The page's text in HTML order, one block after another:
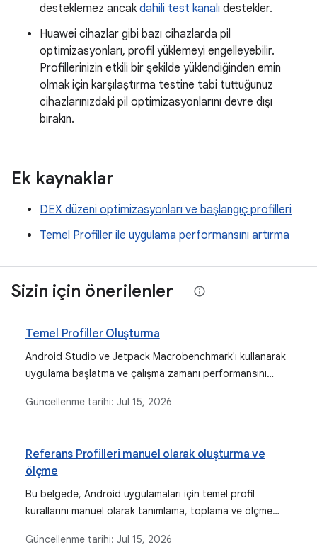
desteklemez ancak dahili test kanalı destekler.
Huawei cihazlar gibi bazı cihazlarda pil
optimizasyonları, profil yüklemeyi engelleyebilir.
Profillerinizin etkili bir şekilde yüklendiğinden emin
olmak için karşılaştırma testine tabi tuttuğunuz
cihazlarınızdaki pil optimizasyonlarını devre dışı
bırakın.
Ek kaynaklar
DEX düzeni optimizasyonları ve başlangıç profilleri
Temel Profiller ile uygulama performansını artırma
Sizin için önerilenler
Temel Profiller Oluşturma
Android Studio ve Jetpack Macrobenchmark'ı kullanarak
uygulama başlatma ve çalışma zamanı performansını
Güncellenme tarihi: Jul 15, 2026
Referans Profilleri manuel olarak oluşturma ve
ölçme
Bu belgede, Android uygulamaları için temel profil
kurallarını manuel olarak tanımlama, toplama ve ölçme
Jetpack Macrobenchmark kitaplığı gibi otomatik
Güncellenme tarihi: Jul 15, 2026